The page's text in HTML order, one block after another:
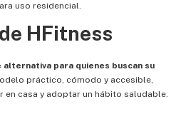
uso residencial.
HFitness
alternativa para quienes buscan su
práctico, cómodo y accesible,
en casa y adoptar un hábito saludable.